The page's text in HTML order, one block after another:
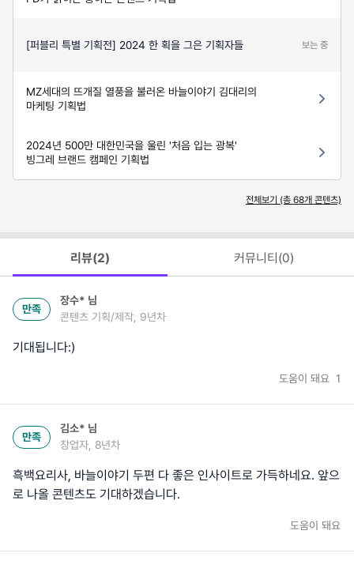
[퍼블리 특별 기획전] 2024 한 획을 그은 기획자들 보는 중
MZ세대의 뜨개질 열풍을 불러온 바늘이야기 김대리의
마케팅 기획법
2024년 500만 대한민국을 울린 '처음 입는 광복'
빙그레 브랜드 캠페인 기획법
전체보기 (총 68개 콘텐츠)
리뷰(2) 커뮤니티(0)
만족
장수* 님
콘텐츠 기획/제작, 9년차
기대됩니다:)
도움이 돼요 1
만족
김소* 님
창업자, 8년차
흑백요리사, 바늘이야기 두편 다 좋은 인사이트로 가득하네요. 앞으
로 나올 콘텐츠도 기대하겠습니다.
도움이 돼요